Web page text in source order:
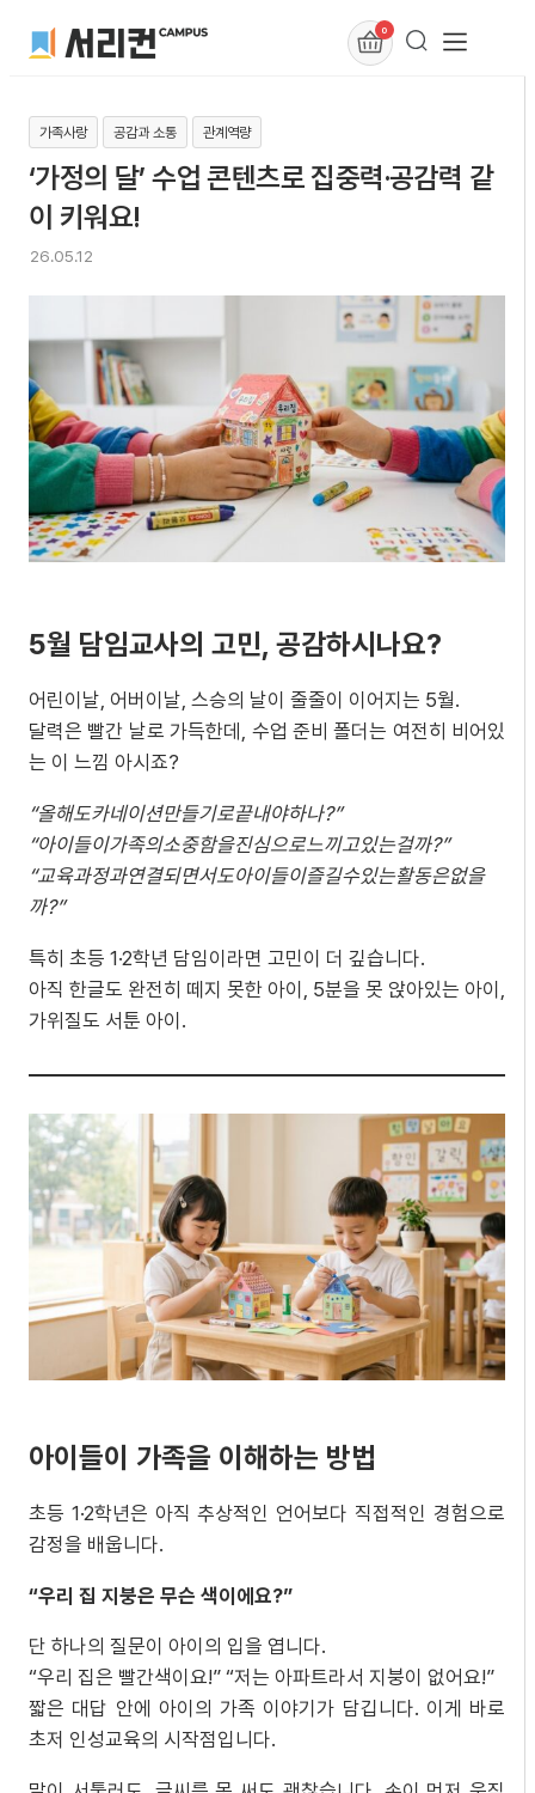
0
가족사랑 공감과 소통 관계역량
‘가정의 달’ 수업 콘텐츠로 집중력·공감력 같
이 키워요!
26.05.12
5월 담임교사의 고민, 공감하시나요?
어린이날, 어버이날, 스승의 날이 줄줄이 이어지는 5월.
달력은 빨간 날로 가득한데, 수업 준비 폴더는 여전히 비어있
는 이 느낌 아시죠?
“올해도카네이션만들기로끝내야하나?”
“아이들이가족의소중함을진심으로느끼고있는걸까?”
“교육과정과연결되면서도아이들이즐길수있는활동은없을
까?”
특히 초등 1·2학년 담임이라면 고민이 더 깊습니다.
아직 한글도 완전히 떼지 못한 아이, 5분을 못 앉아있는 아이,
가위질도 서툰 아이.
아이들이 가족을 이해하는 방법
초등 1·2학년은 아직 추상적인 언어보다 직접적인 경험으로
감정을 배웁니다.
“우리 집 지붕은 무슨 색이에요?”
단 하나의 질문이 아이의 입을 엽니다.
“우리 집은 빨간색이요!” “저는 아파트라서 지붕이 없어요!”
짧은 대답 안에 아이의 가족 이야기가 담깁니다. 이게 바로
초저 인성교육의 시작점입니다.